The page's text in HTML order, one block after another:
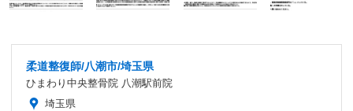
柔道整復師/八潮市/埼玉県
ひまわり中央整骨院 八潮駅前院
埼玉県